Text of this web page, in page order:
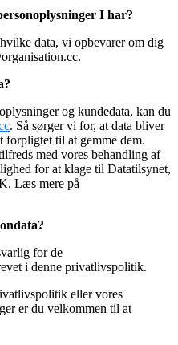
I har?
data, vi opbevarer om dig
og kundedata, kan du
. Så sørger vi for, at data bliver
forpligtet til at gemme dem.
med vores behandling af
for at klage til Datatilsynet,
Læs mere på
for de
i denne privatlivspolitik.
eller vores
er du velkommen til at